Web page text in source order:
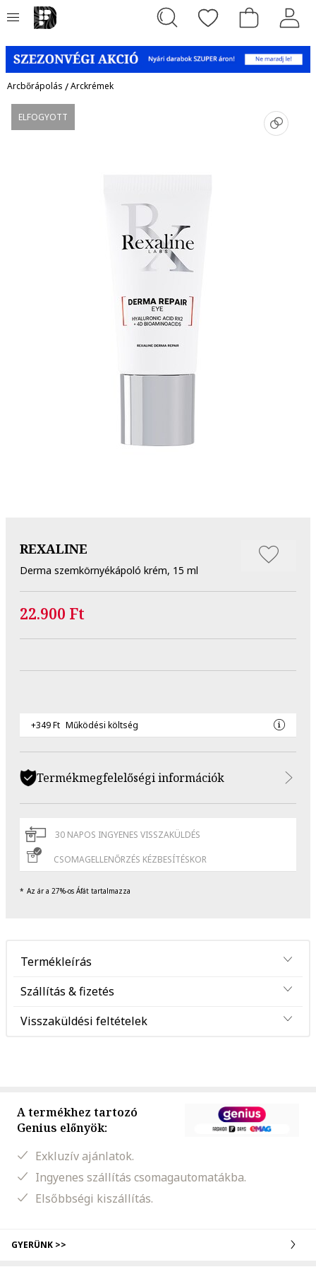
Arcbőrápolás /Arckrémek
ELFOGYOTT
REXALINE
Derma szemkörnyékápoló krém, 15 ml
22.900 Ft
+349 Ft Működési költség
Termékmegfelelőségi információk
30 NAPOS INGYENES VISSZAKÜLDÉS
CSOMAGELLENŐRZÉS KÉZBESÍTÉSKOR
Az ár a 27%-os Áfát tartalmazza
Termékleírás
Szállítás & fizetés
Visszaküldési feltételek
A termékhez tartozó
Genius előnyök:
Exkluzív ajánlatok.
Ingyenes szállítás csomagautomatákba.
Elsőbbségi kiszállítás.
GYERÜNK >>